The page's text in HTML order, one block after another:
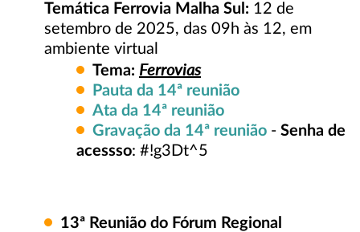
Temática Ferrovia Malha Sul: 12 de
setembro de 2025, das 09h às 12, em
ambiente virtual
Tema: Ferrovias
Pauta da 14ª reunião
Ata da 14ª reunião
Gravação da 14ª reunião - Senha de
acessso: #!g3Dt^5
13ª Reunião do Fórum Regional